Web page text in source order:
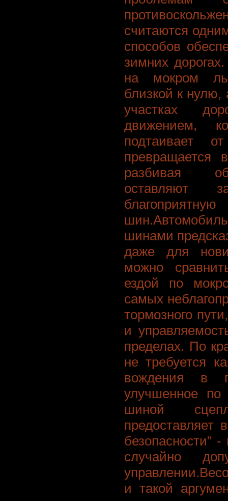
считаются
способов
зимних
на мокром
близкой к нулю,
участках
движением,
подтаивает
превращается
разбивая
оставляют
шинами
даже для
можно
ездой по
самых
тормозного
и
пределах. По
не требуется
вождения в
улучшенное
шиной
предоставляет
безопасности”
случайно
и такой